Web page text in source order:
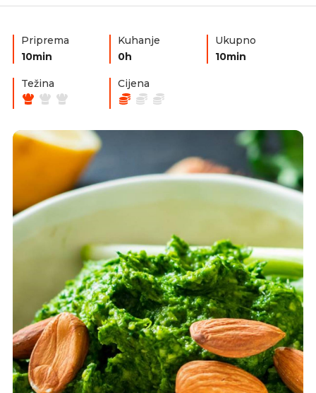
Priprema
10min
Kuhanje
0h
Ukupno
10min
Težina Cijena